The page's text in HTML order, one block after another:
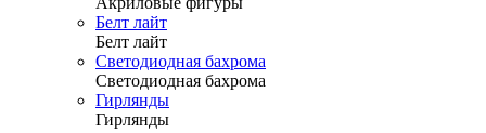
Белт лайт
Белт лайт
Светодиодная бахрома
Светодиодная бахрома
Гирлянды
Гирлянды